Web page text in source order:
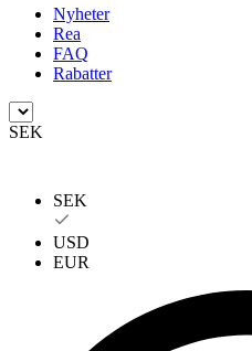
Nyheter
Rea
FAQ
Rabatter
SEK
SEK
USD
EUR